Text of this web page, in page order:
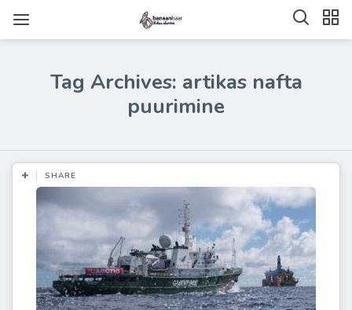
Tag Archives: artikas nafta
puurimine
SHARE